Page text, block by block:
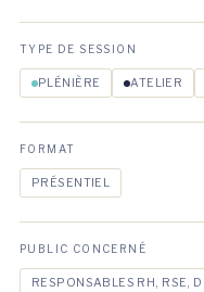
TYPE DE SESSION
PLÉNIÈRE ATELIER
FORMAT
PRÉSENTIEL
PUBLIC CONCERNÉ
RESPONSABLES RH, RSE,